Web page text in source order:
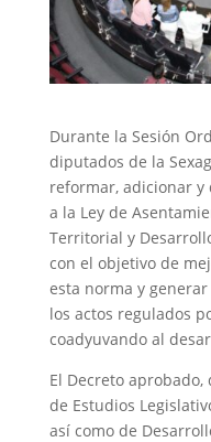
Durante la Sesión
diputados de la
reformar, adicionar y
a la Ley de
Territorial y
con el objetivo de
esta norma y
los actos regulados
coadyuvando al
El Decreto
de Estudios
así como de